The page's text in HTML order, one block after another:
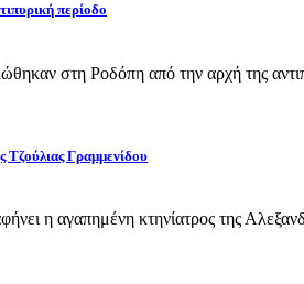
περίοδο
στη Ροδόπη από την αρχή της
Τζούλιας Γραμμενίδου
η αγαπημένη κτηνίατρος της